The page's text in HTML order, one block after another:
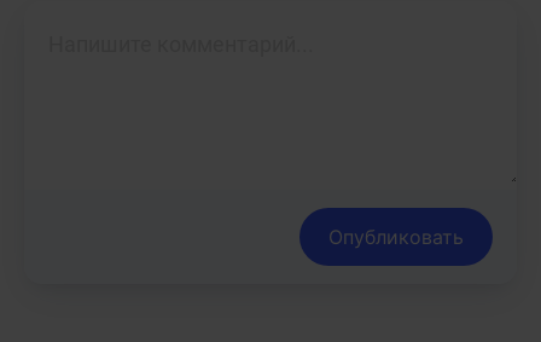
Опубликовать